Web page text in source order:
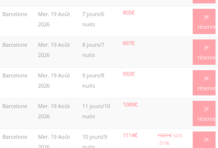
Barcelone
Mer. 19 Août
2026
7 jours/6
nuits
805€
Je
réserve
Barcelone
Mer. 19 Août
2026
8 jours/7
nuits
897€
Je
réserve
Barcelone
Mer. 19 Août
2026
9 jours/8
nuits
992€
Je
réserve
Barcelone
Mer. 19 Août
2026
11 jours/10
nuits
1089€
Je
réserve
Barcelone
Mer. 19 Août
10 jours/9
1114€ 1601€ soit
-31%
Je